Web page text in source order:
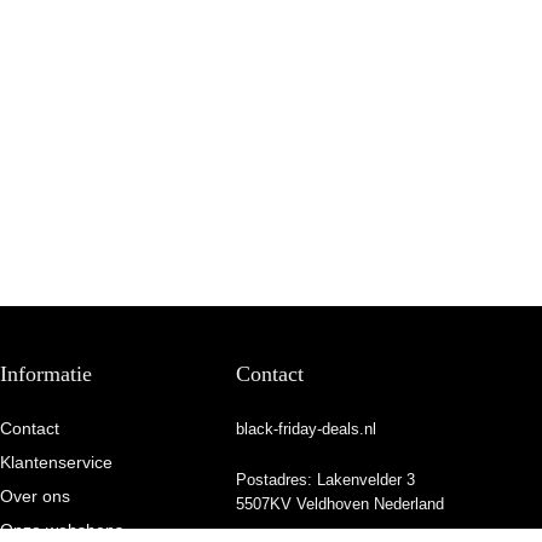
Informatie
Contact
Klantenservice
Over ons
Onze webshops
Contact
black-friday-deals.nl
Postadres: Lakenvelder 3
5507KV Veldhoven Nederland